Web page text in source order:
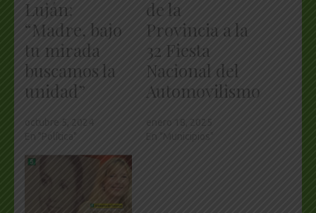
Luján:
“Madre, bajo
tu mirada
buscamos la
unidad”
de la
Provincia a la
32 Fiesta
Nacional del
Automovilismo